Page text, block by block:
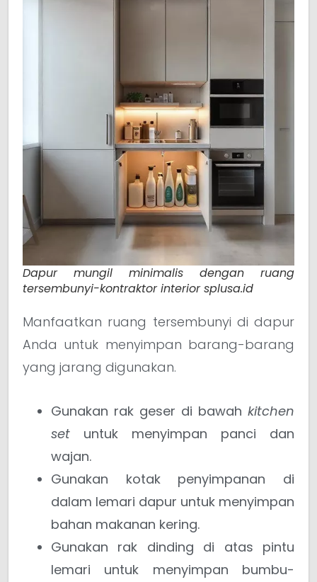
Dapur mungil minimalis dengan ruang
tersembunyi-kontraktor interior splusa.id
Manfaatkan ruang tersembunyi di dapur
Anda untuk menyimpan barang-barang
yang jarang digunakan.
Gunakan rak geser di bawah kitchen
set untuk menyimpan panci dan
wajan.
Gunakan kotak penyimpanan di
dalam lemari dapur untuk menyimpan
bahan makanan kering.
Gunakan rak dinding di atas pintu
lemari untuk menyimpan bumbu-